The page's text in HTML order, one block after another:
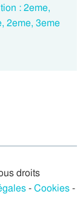
: 2eme,
2eme, 3eme
droits
-Cookies-